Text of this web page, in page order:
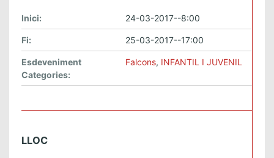
Inici: 24-03-2017--8:00
Fi: 25-03-2017--17:00
Esdeveniment
Categories:
Falcons, INFANTIL I JUVENIL
LLOC